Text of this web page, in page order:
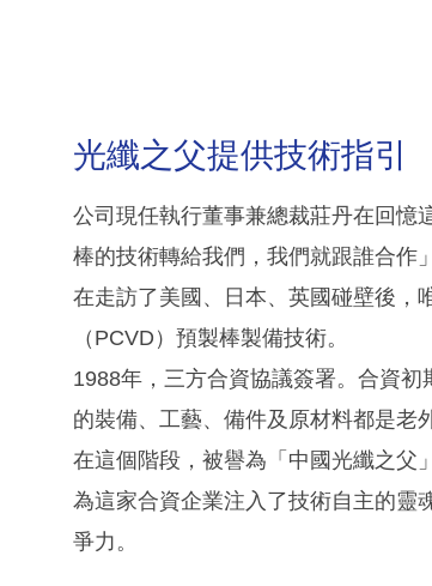
光纖之父提供技術指引
公司現任執行董事兼總裁莊丹在回憶
棒的技術轉給我們，我們就跟誰合作」
在走訪了美國、日本、英國碰壁後，
（PCVD）預製棒製備技術。
1988年，三方合資協議簽署。合資
的裝備、工藝、備件及原材料都是老
在這個階段，被譽為「中國光纖之父
為這家合資企業注入了技術自主的靈
爭力。